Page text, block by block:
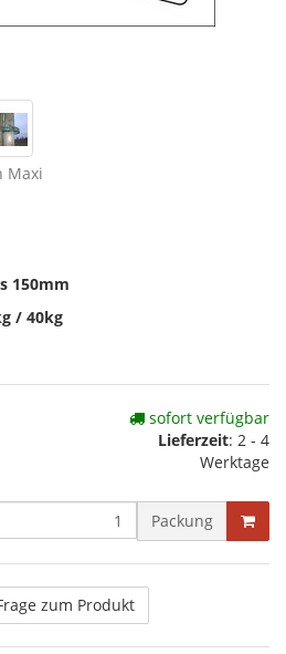
Maxi
150mm
/ 40kg
sofort verfügbar
Lieferzeit: 2 - 4
Werktage
Packung
zum Produkt